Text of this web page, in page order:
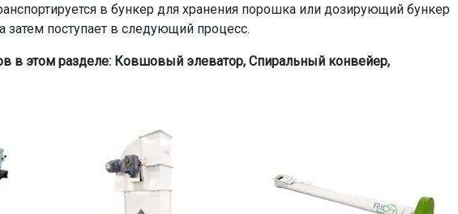
в бункер для хранения порошка или дозирующий бункер
затем поступает в следующий процесс.
в этом разделе: Ковшовый элеватор, Спиральный конвейер,